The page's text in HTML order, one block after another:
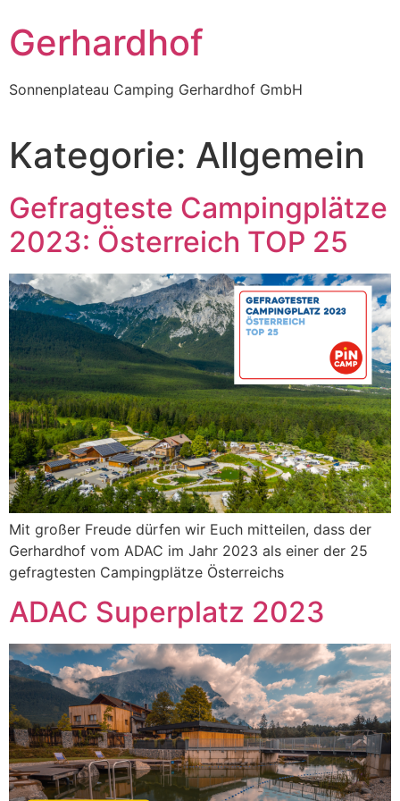
Gerhardhof
Sonnenplateau Camping Gerhardhof GmbH
Kategorie: Allgemein
Gefragteste Campingplätze
2023: Österreich TOP 25
Mit großer Freude dürfen wir Euch mitteilen, dass der
Gerhardhof vom ADAC im Jahr 2023 als einer der 25
gefragtesten Campingplätze Österreichs
ADAC Superplatz 2023